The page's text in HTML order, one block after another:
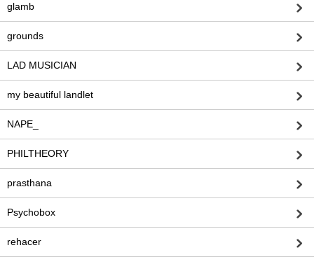
glamb
grounds
LAD MUSICIAN
my beautiful landlet
NAPE_
PHILTHEORY
prasthana
Psychobox
rehacer